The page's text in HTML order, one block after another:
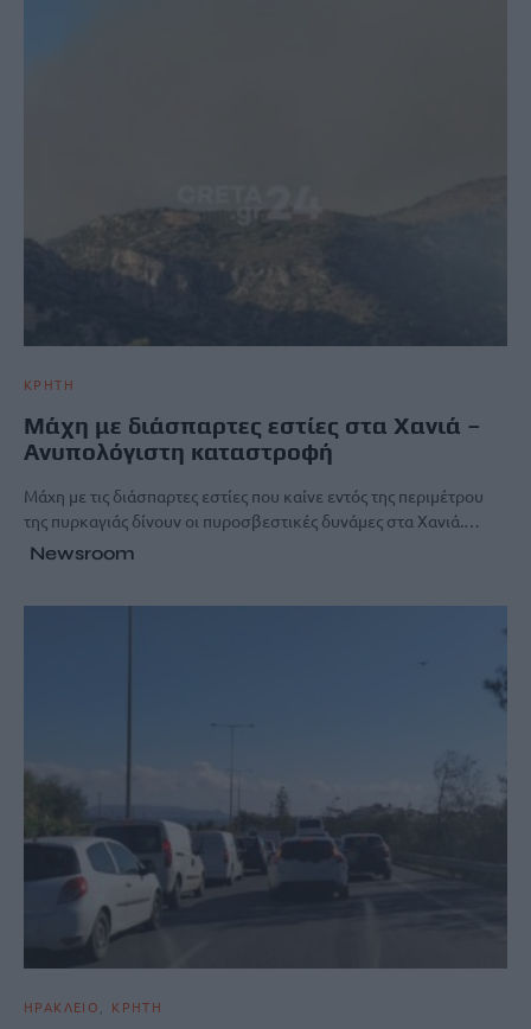
ΚΡΗΤΗ
Μάχη με διάσπαρτες εστίες στα Χανιά –
Ανυπολόγιστη καταστροφή
Μάχη με τις διάσπαρτες εστίες που καίνε εντός της περιμέτρου
της πυρκαγιάς δίνουν οι πυροσβεστικές δυνάμες στα Χανιά.…
Newsroom
ΗΡΑΚΛΕΙΟ ΚΡΗΤΗ